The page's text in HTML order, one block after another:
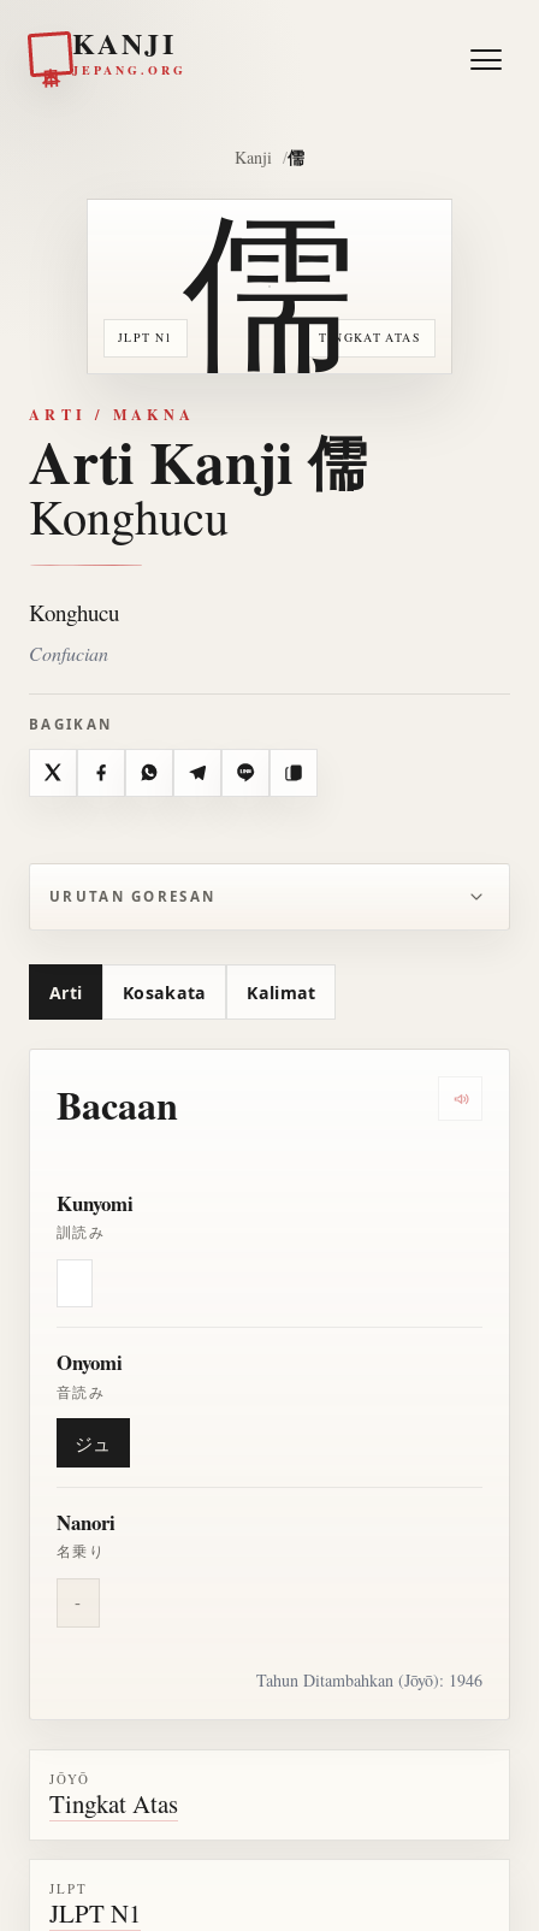
KANJI
JEPANG.ORG
Kanji 儒
JLPT N1 TINGKAT ATAS
儒
ARTI / MAKNA
Arti Kanji 儒
Konghucu
Konghucu
Confucian
BAGIKAN
X FacebookWhatsAppTelegramLine Salin
URUTAN GORESAN
Arti Kosakata Kalimat
Bacaan
Kunyomi
訓読み
Onyomi
音読み
ジュ
Nanori
名乗り
-
Tahun Ditambahkan (Jōyō): 1946
JŌYŌ
Tingkat Atas
JLPT
JLPT N1